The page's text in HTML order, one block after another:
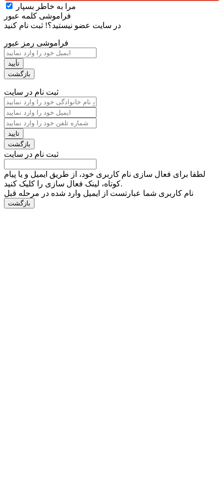
مرا به خاطر بسپار
فراموشی کلمه عبور
در سایت عضو نیستید؟! ثبت نام کنید
فراموشی رمز عبور
ثبت نام در سایت
ثبت نام در سایت
لطفا برای فعال سازی نام کاربری خود، از طریق ایمیل و یا پیام
کوتاه، لینک فعال سازی را کلیک کنید.
نام کاربری شما عبارتست از ایمیل وارد شده در مرحله قبل